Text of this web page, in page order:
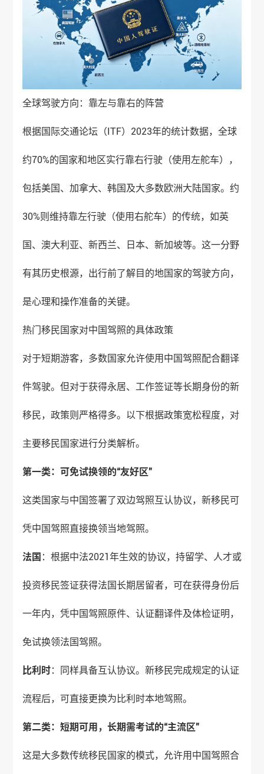
全球驾驶方向：靠左与靠右的阵营
根据国际交通论坛（ITF）2023年的统计数据，全球
约70%的国家和地区实行靠右行驶（使用左舵车），
包括美国、加拿大、韩国及大多数欧洲大陆国家。约
30%则维持靠左行驶（使用右舵车）的传统，如英
国、澳大利亚、新西兰、日本、新加坡等。这一分野
有其历史根源，出行前了解目的地国家的驾驶方向，
是心理和操作准备的关键。
热门移民国家对中国驾照的具体政策
对于短期游客，多数国家允许使用中国驾照配合翻译
件驾驶。但对于获得永居、工作签证等长期身份的新
移民，政策则严格得多。以下根据政策宽松程度，对
主要移民国家进行分类解析。
第一类：可免试换领的“友好区”
这类国家与中国签署了双边驾照互认协议，新移民可
凭中国驾照直接换领当地驾照。
法国 ：根据中法2021年生效的协议，持留学、人才或
投资移民签证获得法国长期居留者，可在获得身份后
一年内，凭中国驾照原件、认证翻译件及体检证明，
免试换领法国驾照。
比利时：同样具备互认协议。新移民完成规定的认证
流程后，可直接更换为比利时本地驾照。
第二类：短期可用，长期需考试的“主流区”
这是大多数传统移民国家的模式，允许用中国驾照合